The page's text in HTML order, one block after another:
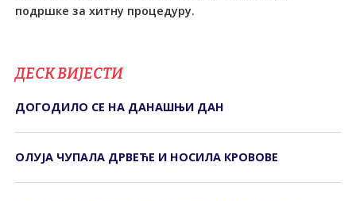
подршке за хитну процедуру.
ДЕСК ВИЈЕСТИ
ДОГОДИЛО СЕ НА ДАНАШЊИ ДАН
ОЛУЈА ЧУПАЛА ДРВЕЋЕ И НОСИЛА КРОВОВЕ